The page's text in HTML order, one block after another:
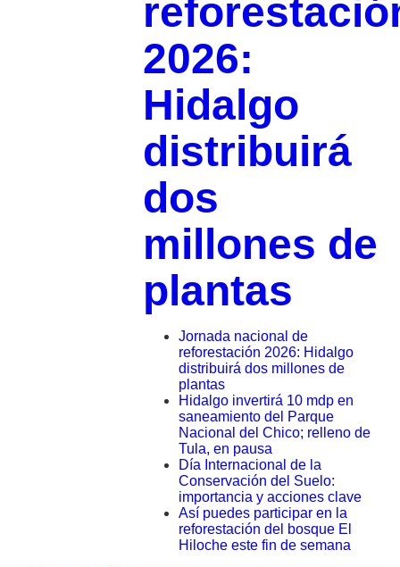
2026:
Hidalgo
distribuirá
dos
millones de
plantas
Jornada nacional de
reforestación 2026: Hidalgo
distribuirá dos millones de
plantas
Hidalgo invertirá 10 mdp en
saneamiento del Parque
Nacional del Chico; relleno de
Tula, en pausa
Día Internacional de la
Conservación del Suelo:
importancia y acciones clave
Así puedes participar en la
reforestación del bosque El
Hiloche este fin de semana